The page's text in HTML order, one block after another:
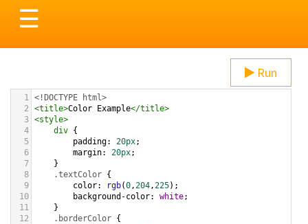
Toggle
navigation
☰
Run
1 <!DOCTYPE html>
2
<title>Color Example</title>
3 <style>
4
div {
5
padding: 20px;
6
margin: 20px;
7
}
8
.textColor {
9
color: rgb(0,204,225);
10
background-color: white;
11
}
12
.borderColor {